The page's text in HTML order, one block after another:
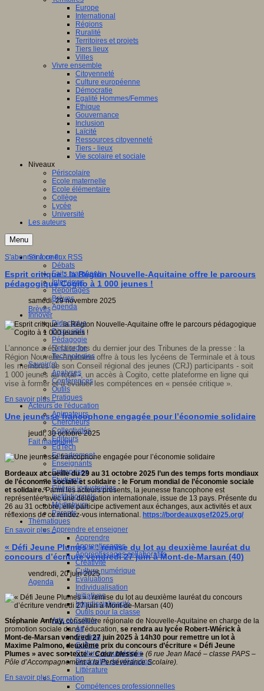
Europe
International
Régions
Ruralité
Territoires et projets
Tiers lieux
Villes
Vivre ensemble
Citoyenneté
Culture européenne
Démocratie
Egalité Hommes/Femmes
Ethique
Gouvernance
Inclusion
Laïcité
Ressources citoyenneté
Tiers - lieux
Vie scolaire et sociale
Niveaux
Périscolaire
Ecole maternelle
Ecole élémentaire
Collège
Lycée
Université
Les auteurs
Menu
S'informer
Débats
Faits marquants
Interviews
Reportages
Brèves
Agenda
Innover
Didactique
Dispositifs
Pédagogie
Recherche
Technologies
Savoir(s)
Analyses
Conférences
Outils
Pratiques
Acteurs de l'éducation
Animateurs
Chercheurs
Collectivités
Editeurs
EdTech
Encadrement
Enseignants
Entreprises
Etudiants
Filières industrielles
Institutionnels
Médiateurs
Parents
Thématiques
Apprendre et enseigner
Apprendre
Apprentissages
Apprentissages collaboratifs
Créativité
Culture numérique
Evaluations
Individualisation
Initiatives
Interdisciplinarité
Outils pour la classe
Arts et Culture
Art
Cinéma
Culture
Culture et numérique
Dispositifs de médiation
Littérature
Formation
Compétences professionnelles
S'abonner à ce flux RSS
Esprit critique : la Région Nouvelle-Aquitaine offre le parcours
pédagogique Cogito à 1 000 jeunes !
samedi, 29 novembre 2025
Brèves
L’annonce a été faite lors du dernier jour des Tribunes de la presse : la
Région Nouvelle-Aquitaine offre à tous les lycéens de Terminale et à tous
les membres de son Conseil régional des jeunes (CRJ) participants - soit
1 000 jeunes au total-, un accès à Cogito, cette plateforme en ligne qui
vise à former etàévaluer les compétences en « pensée critique ».
,
».
En savoir plus...
Une jeunesse francophone engagée pour l’économie solidaire
jeudi, 30 octobre 2025
Fait marquant
Bordeaux accueille du 29 au 31 octobre 2025 l’un des temps forts mondiaux
de l’économie sociale et solidaire : le Forum mondial de l’économie sociale
et solidaire.Parmi les acteurs présents, la jeunesse francophone est
représentée avec une délégation internationale, issue de 13 pays. Présente du
26 au 31 octobre, elle participe activement aux échanges, aux activités et aux
réflexions de ce rendez-vous international. https://bordeauxgsef2025.org/
En savoir plus...
« Défi Jeune Plumes » : remise du lot au deuxième lauréat du
concours d’écriture vendredi 27 juin à Mont-de-Marsan (40)
vendredi, 20 juin 2025
Agenda
Stéphanie Anfray, conseillère régionale de Nouvelle-Aquitaine en charge de la
promotion sociale dans l’éducation, se rendra au lycée Robert-Wlérick à
Mont-de-Marsan vendredi 27 juin 2025 à 14h30 pour remettre un lot à
Maxime Palmono, deuxième prix du concours d’écriture « Défi Jeune
Plumes » avec son texte« Cœur blessé » (6 rue Jean Macé – classe PAPS –
Pôle d’Accompagnement à la Persévérance Scolaire).
En savoir plus...